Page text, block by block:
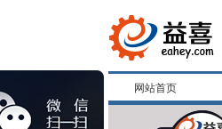
网站首页